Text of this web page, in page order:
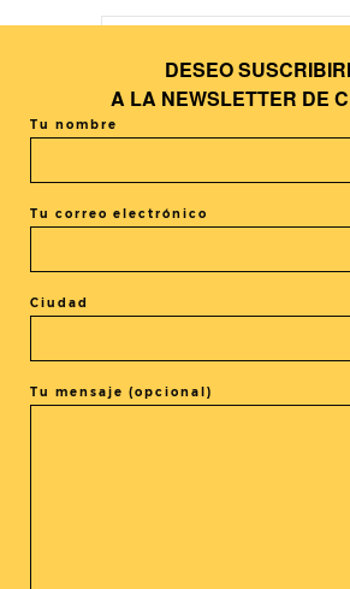
El evento está
DESEO
A LA NEWSLETTER DE
Tu nombre
Tu correo electrónico
Ciudad
Tu mensaje (opcional)